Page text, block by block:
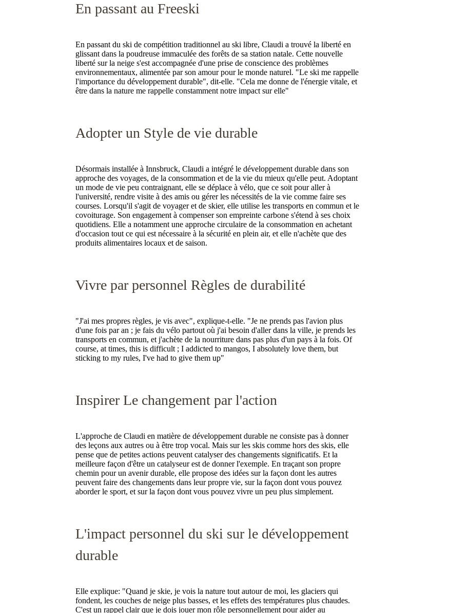
En passant au Freeski
En passant du ski de compétition traditionnel au ski libre, Claudi a trouvé la liberté en
glissant dans la poudreuse immaculée des forêts de sa station natale. Cette nouvelle
liberté sur la neige s'est accompagnée d'une prise de conscience des problèmes
environnementaux, alimentée par son amour pour le monde naturel. "Le ski me rappelle
l'importance du développement durable", dit-elle. "Cela me donne de l'énergie vitale, et
être dans la nature me rappelle constamment notre impact sur elle"
Adopter un Style de vie durable
Désormais installée à Innsbruck, Claudi a intégré le développement durable dans son
approche des voyages, de la consommation et de la vie du mieux qu'elle peut. Adoptant
un mode de vie peu contraignant, elle se déplace à vélo, que ce soit pour aller à
l'université, rendre visite à des amis ou gérer les nécessités de la vie comme faire ses
courses. Lorsqu'il s'agit de voyager et de skier, elle utilise les transports en commun et le
covoiturage. Son engagement à compenser son empreinte carbone s'étend à ses choix
quotidiens. Elle a notamment une approche circulaire de la consommation en achetant
d'occasion tout ce qui est nécessaire à la sécurité en plein air, et elle n'achète que des
produits alimentaires locaux et de saison.
Vivre par personnel Règles de durabilité
"J'ai mes propres règles, je vis avec", explique-t-elle. "Je ne prends pas l'avion plus
d'une fois par an ; je fais du vélo partout où j'ai besoin d'aller dans la ville, je prends les
transports en commun, et j'achète de la nourriture dans pas plus d'un pays à la fois. Of
course, at times, this is difficult ; I addicted to mangos, I absolutely love them, but
sticking to my rules, I've had to give them up"
Inspirer Le changement par l'action
L'approche de Claudi en matière de développement durable ne consiste pas à donner
des leçons aux autres ou à être trop vocal. Mais sur les skis comme hors des skis, elle
pense que de petites actions peuvent catalyser des changements significatifs. Et la
meilleure façon d'être un catalyseur est de donner l'exemple. En traçant son propre
chemin pour un avenir durable, elle propose des idées sur la façon dont les autres
peuvent faire des changements dans leur propre vie, sur la façon dont vous pouvez
aborder le sport, et sur la façon dont vous pouvez vivre un peu plus simplement.
L'impact personnel du ski sur le développement
durable
Elle explique: "Quand je skie, je vois la nature tout autour de moi, les glaciers qui
fondent, les couches de neige plus basses, et les effets des températures plus chaudes.
C'est un rappel clair que je dois jouer mon rôle personnellement pour aider au